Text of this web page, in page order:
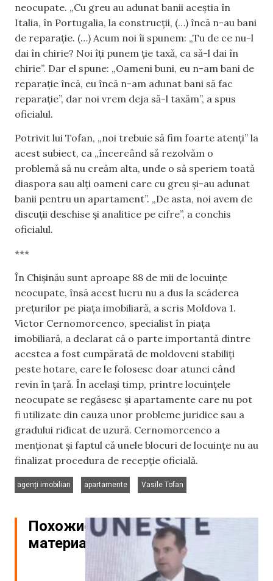
neocupate. „Cu greu au adunat banii aceștia în
Italia, în Portugalia, la construcții, (…) încă n-au bani
de reparație. (…) Acum noi îi spunem: „Tu de ce nu-l
dai în chirie? Noi îți punem ție taxă, ca să-l dai în
chirie”. Dar el spune: „Oameni buni, eu n-am bani de
reparație încă, eu încă n-am adunat bani să fac
reparație”, dar noi vrem deja să-l taxăm”, a spus
oficialul.
Potrivit lui Tofan, „noi trebuie să fim foarte atenți” la
acest subiect, ca „încercând să rezolvăm o
problemă să nu creăm alta, unde o să speriem toată
diaspora sau alți oameni care cu greu și-au adunat
banii pentru un apartament”. „De asta, noi avem de
discuții deschise și analitice pe cifre”, a conchis
oficialul.
***
În Chișinău sunt aproape 88 de mii de locuințe
neocupate, însă acest lucru nu a dus la scăderea
prețurilor pe piața imobiliară, a scris Moldova 1.
Victor Cernomorcenco, specialist în piața
imobiliară, a declarat că o parte importantă dintre
acestea a fost cumpărată de moldoveni stabiliți
peste hotare, care le folosesc doar atunci când
revin în țară. În același timp, printre locuințele
neocupate se regăsesc și apartamente care nu pot
fi utilizate din cauza unor probleme juridice sau a
gradului ridicat de uzură. Cernomorcenco a
menționat și faptul că unele blocuri de locuințe nu au
finalizat procedura de recepție oficială.
agenți imobiliari
apartamente
Vasile Tofan
Похожие
материалы